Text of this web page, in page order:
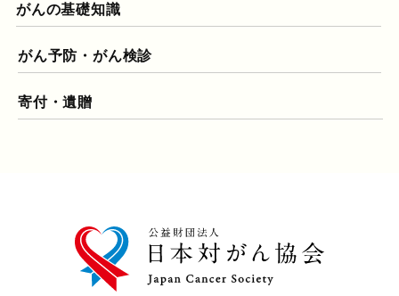
がんの基礎知識
がん予防・がん検診
寄付・遺贈